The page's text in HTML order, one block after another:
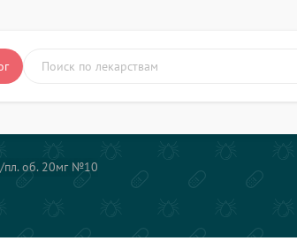
пл. об. 20мг №10